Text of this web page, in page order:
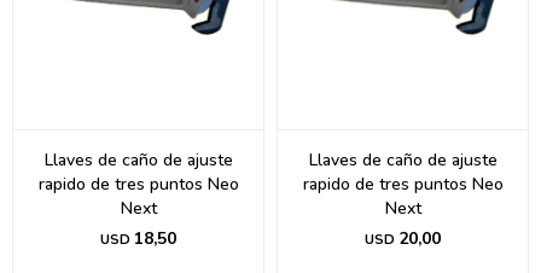
Llaves de caño de ajuste
rapido de tres puntos Neo
Next
USD 18,50
Llaves de caño de ajuste
rapido de tres puntos Neo
Next
USD 20,00